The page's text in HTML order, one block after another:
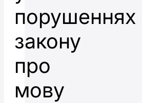
порушеннях
закону
про
мову